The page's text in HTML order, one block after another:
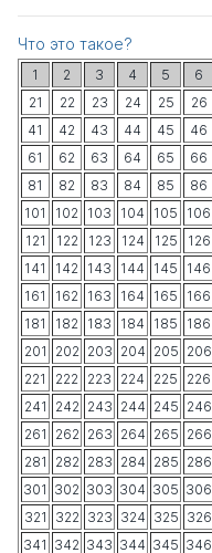
Что это такое?
1 2 3 4 5 6
21
22 23 24 25 26
41
42 43 44 45 46
61
62 63 64 65 66
81
82 83 84 85 86
101
102 103 104 105 106
121
122 123 124 125 126
141
142 143 144 145 146
161
162 163 164 165 166
181
182 183 184 185 186
201
202 203 204 205 206
221
222 223 224 225 226
241
242 243 244 245 246
261
262 263 264 265 266
281
282 283 284 285 286
301 302 303 304 305 306
321
322 323 324 325 326
341 342 343 344 345 346